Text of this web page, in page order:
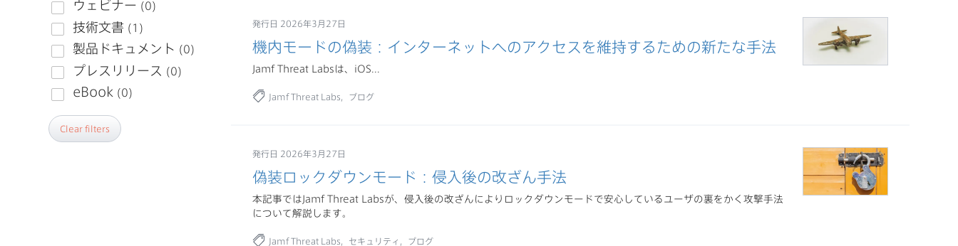
Clear filters
発行日 2026年3月27日
機内モードの偽装：インターネットへのアクセスを維持するための新たな手法
Jamf Threat Labsは、iOS...
Jamf Threat Labs ブログ
発行日 2026年3月27日
偽装ロックダウンモード：侵入後の改ざん手法
本記事ではJamf Threat Labsが、侵入後の改ざんによりロックダウンモードで安心しているユーザの裏をかく攻撃手法
について解説します。
Jamf Threat Labs セキュリティ ブログ